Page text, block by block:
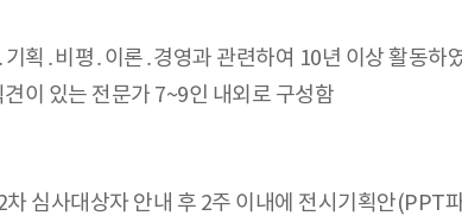
획․비평․이론․경영과 관련하여 10년 이상 활동하
이 있는 전문가 7~9인 내외로 구성함
심사대상자 안내 후 2주 이내에 전시기획안(PPT